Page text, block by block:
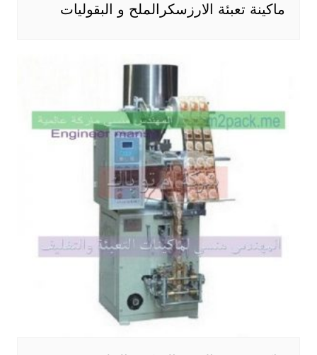
ماكينة تعبئة الارزسكرالملح و البقوليات